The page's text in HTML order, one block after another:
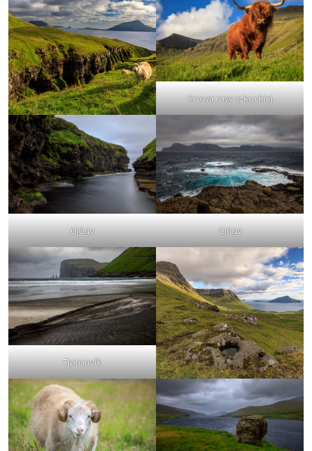
krowa rasy szkockiej
Gjógv Gjógv
Tjørnuvík